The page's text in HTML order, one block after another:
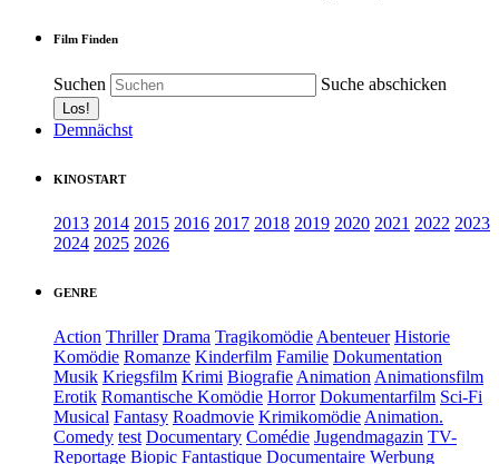
Film Finden
Suchen Suche abschicken
Demnächst
KINOSTART
2013 2014 2015 2016 2017 2018 2019 2020 2021 2022 2023
2024 2025 2026
GENRE
Action Thriller Drama Tragikomödie Abenteuer Historie
Komödie Romanze Kinderfilm Familie Dokumentation
Musik Kriegsfilm Krimi Biografie Animation Animationsfilm
Erotik Romantische Komödie Horror Dokumentarfilm Sci-Fi
Musical Fantasy Roadmovie Krimikomödie Animation.
Comedy test Documentary Comédie Jugendmagazin TV-
Reportage Biopic Fantastique Documentaire Werbung